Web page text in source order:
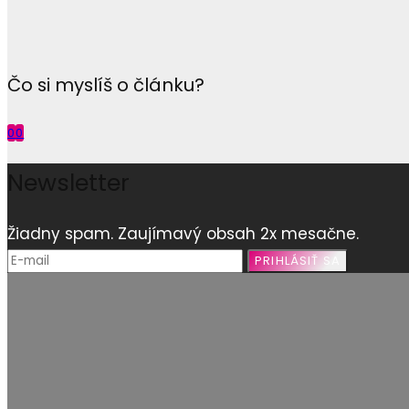
Čo si myslíš o článku?
00
Žiadny spam. Zaujímavý obsah 2x mesačne.